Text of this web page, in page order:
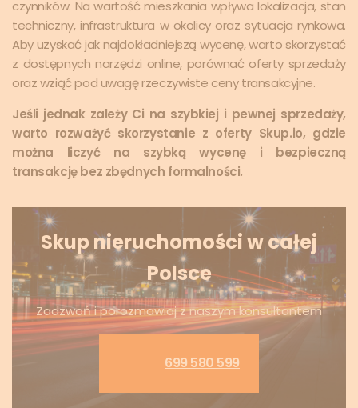
czynników. Na wartość mieszkania wpływa lokalizacja, stan
techniczny, infrastruktura w okolicy oraz sytuacja rynkowa.
Aby uzyskać jak najdokładniejszą wycenę, warto skorzystać
z dostępnych narzędzi online, porównać oferty sprzedaży
oraz wziąć pod uwagę rzeczywiste ceny transakcyjne.
Jeśli jednak zależy Ci na szybkiej i pewnej sprzedaży,
warto rozważyć skorzystanie z oferty Skup.io, gdzie
można liczyć na szybką wycenę i bezpieczną
transakcję bez zbędnych formalności.
Skup nieruchomości w całej
Polsce
Zadzwoń i porozmawiaj z naszym konsultantem
699 580 599